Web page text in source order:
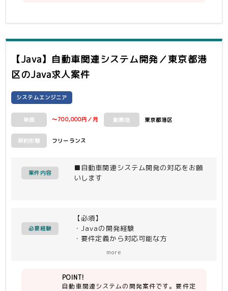
【Java】自動車関連システム開発／東京都港
区のJava求人案件
システムエンジニア
単価 〜700,000円／月 勤務地 東京都港区
契約形態 フリーランス
案件内容
■自動車関連システム開発の対応をお願
いします
必要経験
【必須】
・Javaの開発経験
・要件定義から対応可能な方
い方
more
POINT!
自動車関連システムの開発案件です。要件定